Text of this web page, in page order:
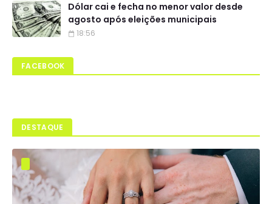
Dólar cai e fecha no menor valor desde
agosto após eleições municipais
18:56
FACEBOOK
DESTAQUE